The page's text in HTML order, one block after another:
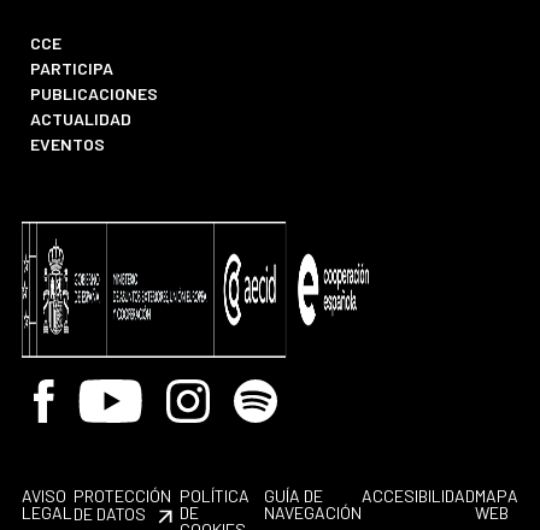
CCE
PARTICIPA
PUBLICACIONES
ACTUALIDAD
EVENTOS
Facebook
Youtube InstagramSpotify
AVISO
LEGAL
PROTECCIÓN
DE DATOS
POLÍTICA
DE
GUÍA DE
NAVEGACIÓN
ACCESIBILIDADMAPA
WEB